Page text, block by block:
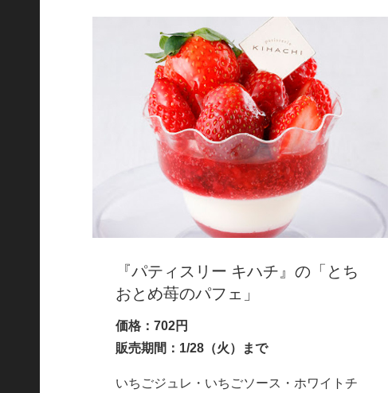
『パティスリー キハチ』の「とち
おとめ苺のパフェ」
価格：702円
販売期間：1/28（火）まで
いちごジュレ・いちごソース・ホワイトチ